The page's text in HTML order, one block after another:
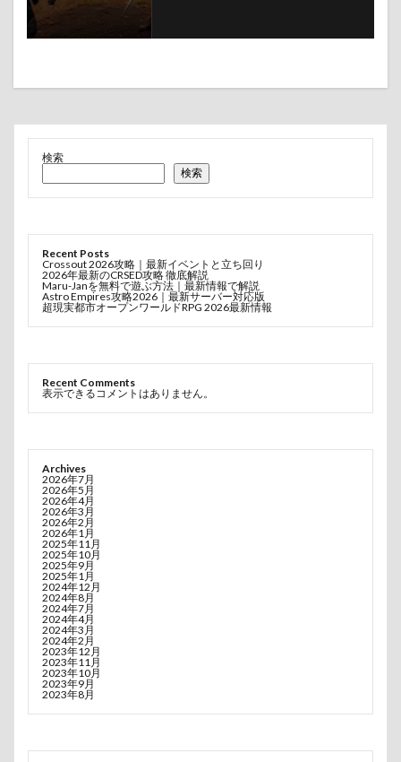
検索
検索
Recent Posts
Crossout 2026攻略｜最新イベントと立ち回り
2026年最新のCRSED攻略 徹底解説
Maru-Janを無料で遊ぶ方法｜最新情報で解説
Astro Empires攻略2026｜最新サーバー対応版
超現実都市オープンワールドRPG 2026最新情報
Recent Comments
表示できるコメントはありません。
Archives
2026年7月
2026年5月
2026年4月
2026年3月
2026年2月
2026年1月
2025年11月
2025年10月
2025年9月
2025年1月
2024年12月
2024年8月
2024年7月
2024年4月
2024年3月
2024年2月
2023年12月
2023年11月
2023年10月
2023年9月
2023年8月